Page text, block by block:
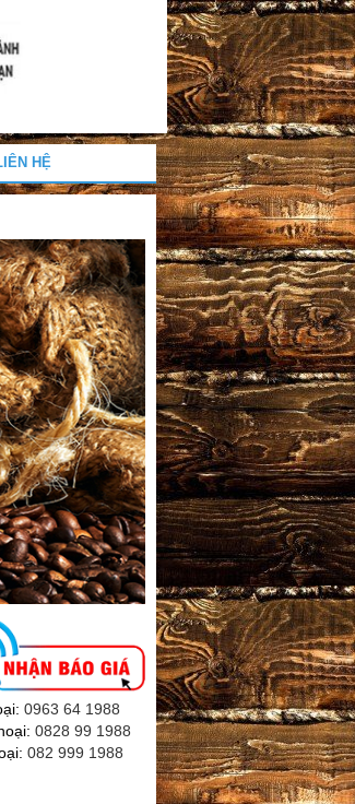
HỆ
0963 64 1988
0828 99 1988
082 999 1988